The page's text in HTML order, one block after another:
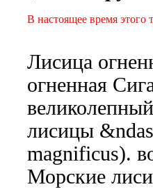
В настоящее время этого
Лисица
огненная
лисицы
magnificus).
Морские